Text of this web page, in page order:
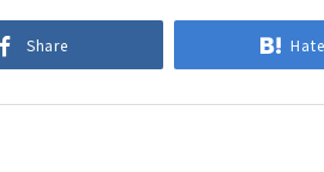
Share